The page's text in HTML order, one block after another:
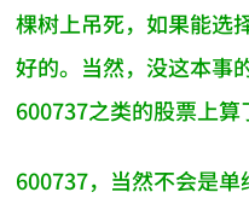
棵树上吊死，如果能选
好的。当然，没这本事
600737之类的股票上算
600737，当然不会是